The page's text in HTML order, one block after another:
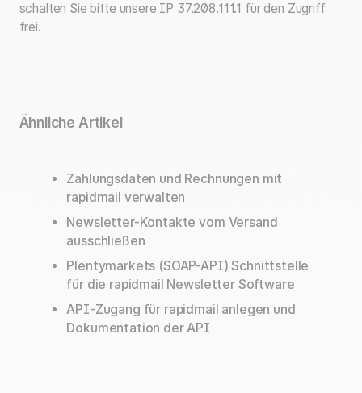
schalten Sie bitte unsere IP 37.208.111.1 für den Zugriff
frei.
Ähnliche Artikel
Zahlungsdaten und Rechnungen mit
rapidmail verwalten
Newsletter-Kontakte vom Versand
ausschließen
Plentymarkets (SOAP-API) Schnittstelle
für die rapidmail Newsletter Software
API-Zugang für rapidmail anlegen und
Dokumentation der API